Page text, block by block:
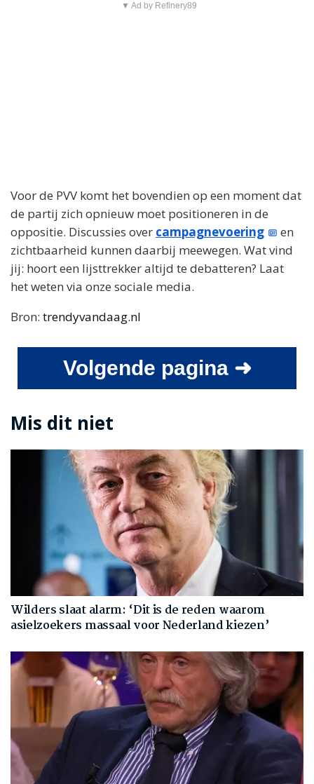
▼ Ad by Refinery89
Voor de PVV komt het bovendien op een moment dat
de partij zich opnieuw moet positioneren in de
oppositie. Discussies over campagnevoering
en
zichtbaarheid kunnen daarbij meewegen. Wat vind
jij: hoort een lijsttrekker altijd te debatteren? Laat
het weten via onze sociale media.
Bron: trendyvandaag.nl
Volgende pagina ➜
Mis dit niet
Wilders slaat alarm: ‘Dit is de reden waarom
asielzoekers massaal voor Nederland kiezen’